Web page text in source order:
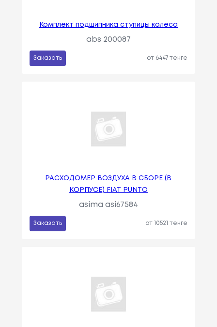
Комплект подшипника ступицы колеса
abs 200087
Заказать от 6447 тенге
РАСХОДОМЕР ВОЗДУХА В СБОРЕ (В
КОРПУСЕ) FIAT PUNTO
asima asi67584
Заказать от 10521 тенге